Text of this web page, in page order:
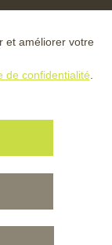
et améliorer votre
de confidentialité